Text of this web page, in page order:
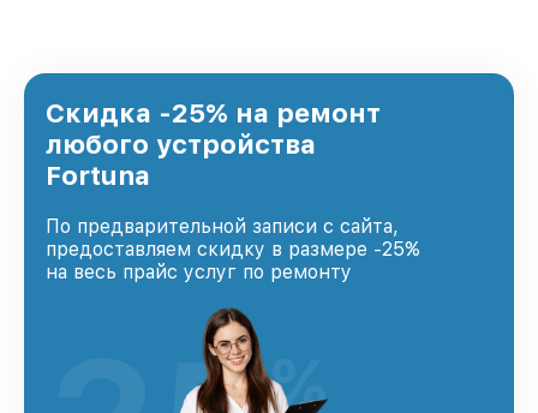
Скидка -25% на ремонт
любого устройства
Fortuna
По предварительной записи с сайта,
предоставляем скидку в размере -25%
на весь прайс услуг по ремонту
%